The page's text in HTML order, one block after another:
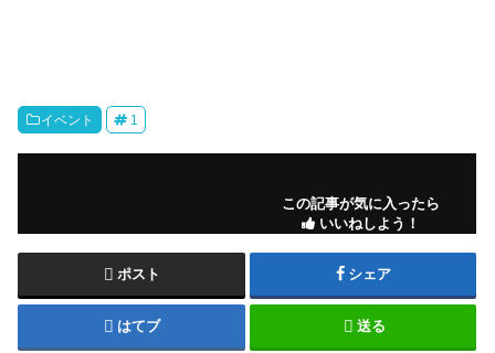
イベント 1
この記事が気に入ったら
いいねしよう！
ポスト シェア
はてブ 送る